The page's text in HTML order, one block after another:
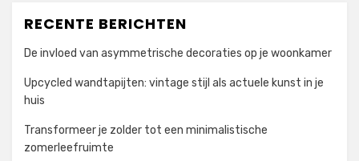
RECENTE BERICHTEN
De invloed van asymmetrische decoraties op je woonkamer
Upcycled wandtapijten: vintage stijl als actuele kunst in je
huis
Transformeer je zolder tot een minimalistische
zomerleefruimte